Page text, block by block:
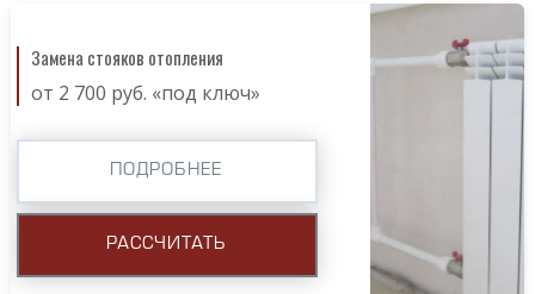
Замена стояков отопления
от 2 700 руб. «под ключ»
ПОДРОБНЕЕ
РАССЧИТАТЬ